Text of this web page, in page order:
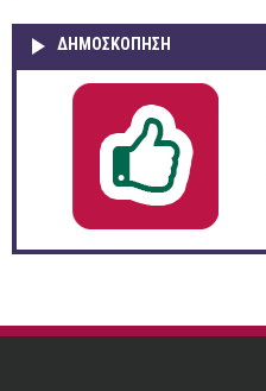
ΔΗΜΟΣΚΌΠΗΣΗ